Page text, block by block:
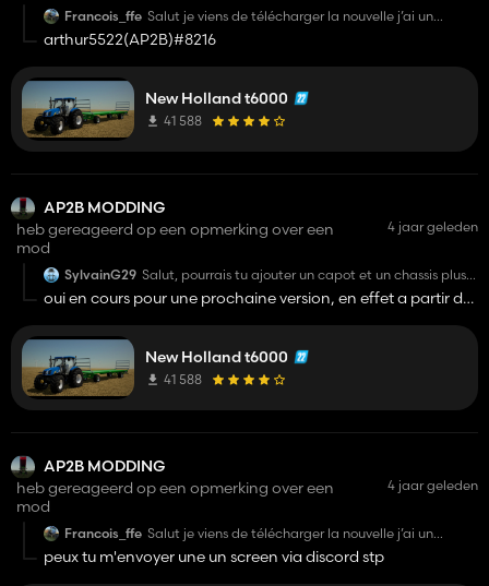
Francois_ffe Salut je viens de télécharger la nouvelle j’ai un
problème de texture au niveau du relevage avant et
tjrs le problème de decal intérieur et le problème de
arthur5522(AP2B)#8216
New Holland t6000
41 588
AP2B MODDING
heb gereageerd op een opmerking over een
mod
4 jaar geleden
SylvainG29 Salut, pourrais tu ajouter un capot et un chassis plus
long car à partir de t6030 ces tracteur là possèdent
ce gabarie.
oui en cours pour une prochaine version, en effet a partir du
New Holland t6000
41 588
AP2B MODDING
heb gereageerd op een opmerking over een
mod
4 jaar geleden
Francois_ffe Salut je viens de télécharger la nouvelle j’ai un
problème de texture au niveau du relevage avant et
tjrs le problème de decal intérieur et le problème de
peux tu m'envoyer une un screen via discord stp